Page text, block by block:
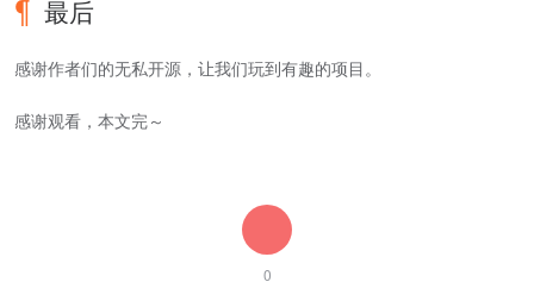
最后
感谢作者们的无私开源，让我们玩到有趣的项目。
感谢观看，本文完～
0